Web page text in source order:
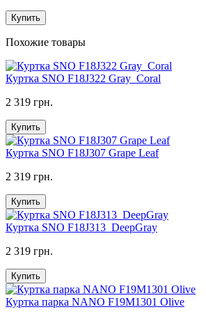
Купить
Похожие товары
Куртка SNO F18J322 Gray_Coral
2 319 грн.
Купить
Куртка SNO F18J307 Grape Leaf
2 319 грн.
Купить
Куртка SNO F18J313_DeepGray
2 319 грн.
Купить
Куртка парка NANO F19M1301 Olive